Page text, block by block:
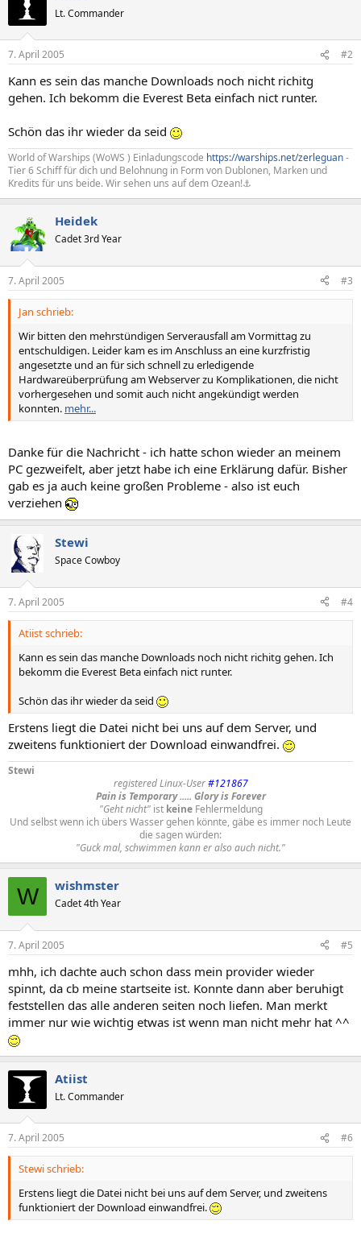
Lt. Commander
7. April 2005 #2
Kann es sein das manche Downloads noch nicht richitg
gehen. Ich bekomm die Everest Beta einfach nict runter.
Schön das ihr wieder da seid
World of Warships (WoWS ) Einladungscode https://warships.net/zerleguan-
Tier 6 Schiff für dich und Belohnung in Form von Dublonen, Marken und
Kredits für uns beide. Wir sehen uns auf dem Ozean!⚓
Heidek
Cadet 3rd Year
7. April 2005 #3
Jan schrieb:
Wir bitten den mehrstündigen Serverausfall am Vormittag zu
entschuldigen. Leider kam es im Anschluss an eine kurzfristig
angesetzte und an für sich schnell zu erledigende
Hardwareüberprüfung am Webserver zu Komplikationen, die nicht
vorhergesehen und somit auch nicht angekündigt werden
konnten. mehr...
Danke für die Nachricht - ich hatte schon wieder an meinem
PC gezweifelt, aber jetzt habe ich eine Erklärung dafür. Bisher
gab es ja auch keine großen Probleme - also ist euch
verziehen
Stewi
Space Cowboy
7. April 2005 #4
Atiist schrieb:
Kann es sein das manche Downloads noch nicht richitg gehen. Ich
bekomm die Everest Beta einfach nict runter.
Schön das ihr wieder da seid
Erstens liegt die Datei nicht bei uns auf dem Server, und
zweitens funktioniert der Download einwandfrei.
Stewi
registered Linux-User#121867
Pain is Temporary ..... Glory is Forever
"Geht nicht"ist keineFehlermeldung
Und selbst wenn ich übers Wasser gehen könnte, gäbe es immer noch Leute
die sagen würden:
"Guck mal, schwimmen kann er also auch nicht."
W wishmster
Cadet 4th Year
7. April 2005 #5
mhh, ich dachte auch schon dass mein provider wieder
spinnt, da cb meine startseite ist. Konnte dann aber beruhigt
feststellen das alle anderen seiten noch liefen. Man merkt
immer nur wie wichtig etwas ist wenn man nicht mehr hat ^^
Atiist
Lt. Commander
7. April 2005 #6
Stewi schrieb:
Erstens liegt die Datei nicht bei uns auf dem Server, und zweitens
funktioniert der Download einwandfrei.